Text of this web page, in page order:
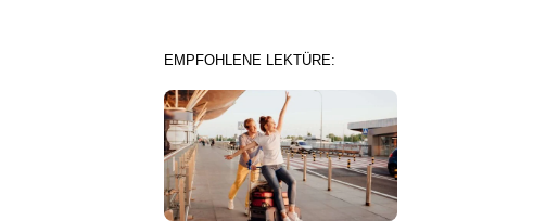
EMPFOHLENE LEKTÜRE: